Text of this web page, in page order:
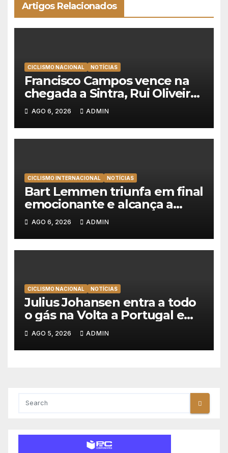
Artigos Relacionados
CICLISMO NACIONAL NOTÍCIAS
Francisco Campos vence na
chegada a Sintra, Rui Oliveira
veste de amarelo na Volta a
Portugal
AGO 6, 2026 ADMIN
CICLISMO INTERNACIONAL NOTÍCIAS
Bart Lemmen triunfa em final
emocionante e alcança a
primeira vitória da carreira na
Volta à Polónia
AGO 6, 2026 ADMIN
CICLISMO NACIONAL NOTÍCIAS
Julius Johansen entra a todo
o gás na Volta a Portugal e
lidera dobradinha da UAE
Team Emirates em Lisboa
AGO 5, 2026 ADMIN